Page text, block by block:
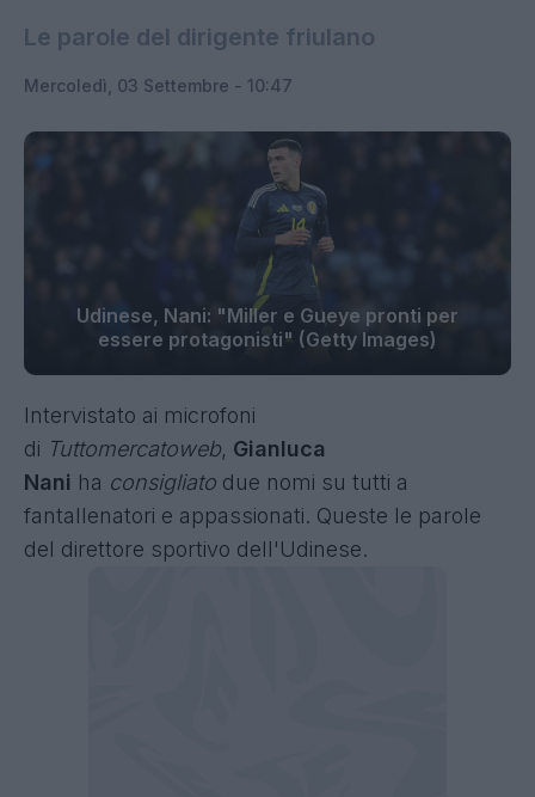
Le parole del dirigente friulano
Mercoledì, 03 Settembre - 10:47
Udinese, Nani: "Miller e Gueye pronti per
essere protagonisti" (Getty Images)
Intervistato ai microfoni
di Tuttomercatoweb, Gianluca
Nani ha consigliato due nomi su tutti a
fantallenatori e appassionati. Queste le parole
del direttore sportivo dell'Udinese.